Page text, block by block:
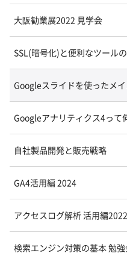
大阪勧業展2022 見学会
SSL(暗号化)と便利なツール
Googleスライドを使ったメ
Googleアナリティクス4って
自社製品開発と販売戦略
GA4活用編 2024
アクセスログ解析 活用編2022
検索エンジン対策の基本 勉